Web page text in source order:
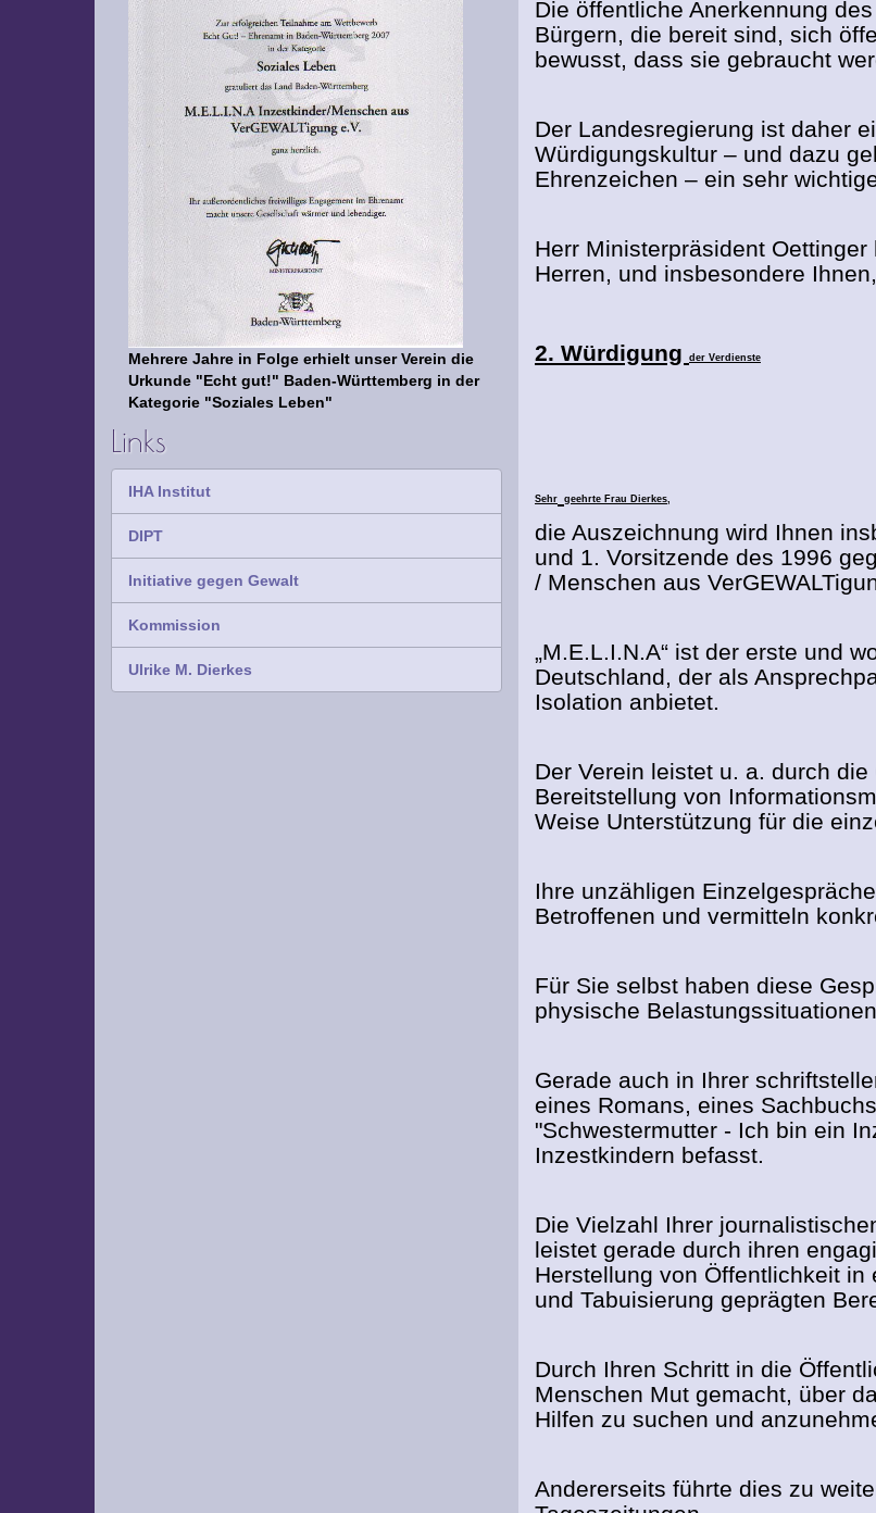
Die öffentliche Anerkennung
Bürgern, die bereit sind, sich
bewusst, dass sie gebraucht
Der Landesregierung ist daher
Würdigungskultur – und dazu
Ehrenzeichen – ein sehr
Herr Ministerpräsident
Herren, und insbesondere
2. Würdigung der Verdienste
Sehr geehrte Frau Dierkes,
die Auszeichnung wird Ihnen
und 1. Vorsitzende des 1996
/ Menschen aus
„M.E.L.I.N.A“ ist der erste und
Deutschland, der als
Isolation anbietet.
Der Verein leistet u. a. durch
Bereitstellung von
Weise Unterstützung für die
Ihre unzähligen
Betroffenen und vermitteln
Für Sie selbst haben diese
physische
Gerade auch in Ihrer
eines Romans, eines
"Schwestermutter - Ich bin ein
Inzestkindern befasst.
Die Vielzahl Ihrer
leistet gerade durch ihren
Herstellung von Öffentlichkeit
und Tabuisierung geprägten
Durch Ihren Schritt in die
Menschen Mut gemacht, über
Hilfen zu suchen und
Andererseits führte dies zu
Mehrere Jahre in Folge erhielt unser Verein die
Urkunde "Echt gut!" Baden-Württemberg in der
Kategorie "Soziales Leben"
Links
IHA Institut
DIPT
Initiative gegen Gewalt
Kommission
Ulrike M. Dierkes